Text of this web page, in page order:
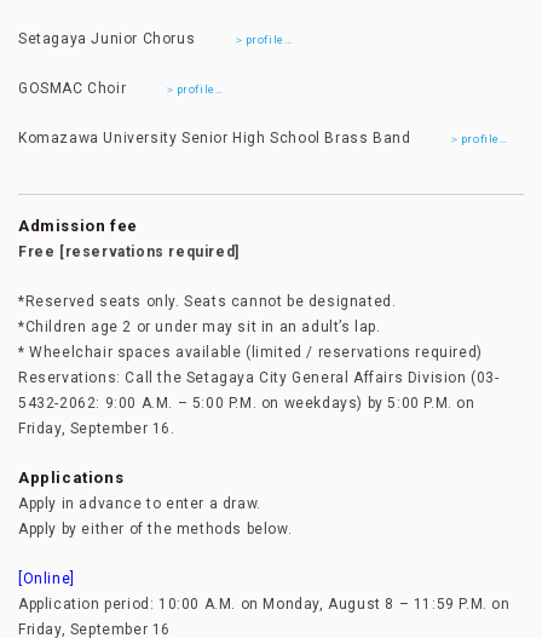
Setagaya Junior Chorus ＞profile…
GOSMAC Choir ＞profile…
Komazawa University Senior High School Brass Band ＞profile…
Admission fee
Free [reservations required]
*Reserved seats only. Seats cannot be designated.
*Children age 2 or under may sit in an adult’s lap.
* Wheelchair spaces available (limited / reservations required)
Reservations: Call the Setagaya City General Affairs Division (03-
5432-2062: 9:00 A.M. – 5:00 P.M. on weekdays) by 5:00 P.M. on
Friday, September 16.
Applications
Apply in advance to enter a draw.
Apply by either of the methods below.
[Online]
Application period: 10:00 A.M. on Monday, August 8 – 11:59 P.M. on
Friday, September 16